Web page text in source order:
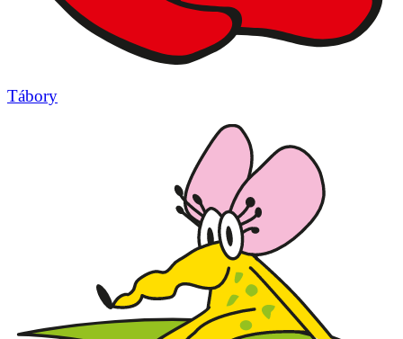
Tábory